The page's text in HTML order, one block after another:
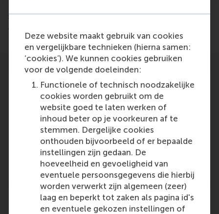
Deze website maakt gebruik van cookies
en vergelijkbare technieken (hierna samen:
‘cookies’). We kunnen cookies gebruiken
voor de volgende doeleinden:
Functionele of technisch noodzakelijke
cookies worden gebruikt om de
website goed te laten werken of
inhoud beter op je voorkeuren af te
stemmen. Dergelijke cookies
onthouden bijvoorbeeld of er bepaalde
instellingen zijn gedaan. De
hoeveelheid en gevoeligheid van
eventuele persoonsgegevens die hierbij
worden verwerkt zijn algemeen (zeer)
laag en beperkt tot zaken als pagina id's
en eventuele gekozen instellingen of
speaking at the Crypto Day event on 29 and 30
January 2018 at the RAI in Amsterdam.
Participants
Peter Vervest
Role: Faculty
Reference type: Referenced